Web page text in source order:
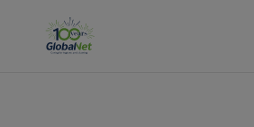
Manage Cookies